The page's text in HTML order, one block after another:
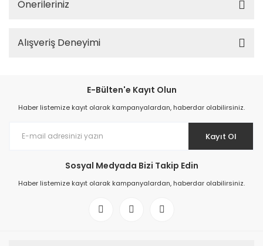
Önerileriniz
Alışveriş Deneyimi
E-Bülten'e Kayıt Olun
Haber listemize kayıt olarak kampanyalardan, haberdar olabilirsiniz.
Kayıt Ol
Sosyal Medyada Bizi Takip Edin
Haber listemize kayıt olarak kampanyalardan, haberdar olabilirsiniz.